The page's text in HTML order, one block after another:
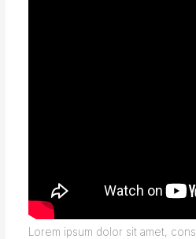
Lorem ipsum dolor sit amet,